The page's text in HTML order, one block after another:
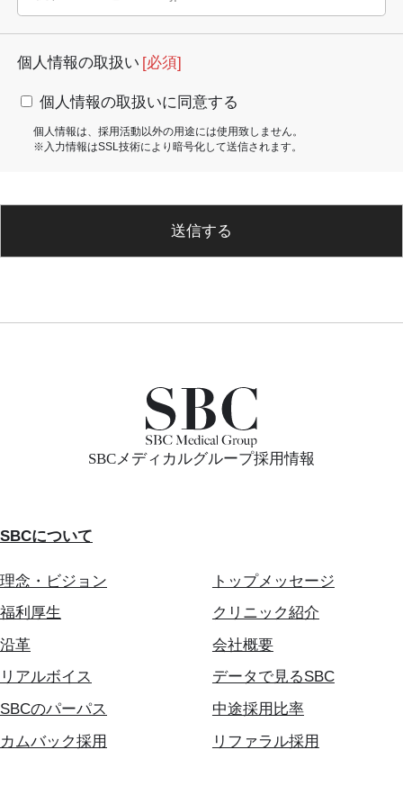
個人情報の取扱い [必須]
個人情報の取扱いに同意する
個人情報は、採用活動以外の用途には使用致しません。
※入力情報はSSL技術により暗号化して送信されます。
送信する
SBCメディカルグループ採用情報
SBCについて
理念・ビジョン
トップメッセージ
福利厚生
クリニック紹介
沿革
会社概要
リアルボイス
データで見るSBC
SBCのパーパス
中途採用比率
カムバック採用
リファラル採用